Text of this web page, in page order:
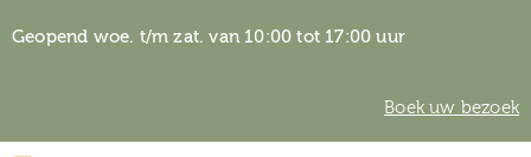
Geopend woe. t/m zat. van 10:00 tot 17:00 uur
Boek uw bezoek